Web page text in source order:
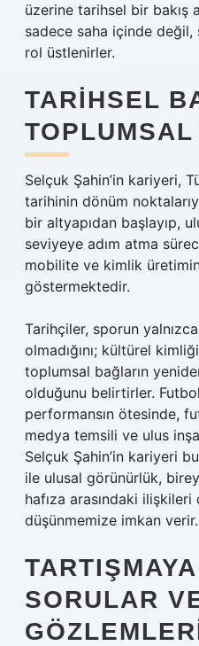
üzerine tarihsel bir bakış
sadece saha içinde değil,
rol üstlenirler.
TARIHSEL
TOPLUMSAL
Selçuk Şahin’in kariyeri,
tarihinin dönüm
bir altyapıdan başlayıp,
seviyeye adım atma
mobilite ve kimlik
göstermektedir.
Tarihçiler, sporun
olmadığını; kültürel
toplumsal bağların
olduğunu belirtirler.
performansın ötesinde,
medya temsili ve ulus
Selçuk Şahin’in kariyeri
ile ulusal görünürlük,
hafıza arasındaki
düşünmemize imkan verir.
SORULAR